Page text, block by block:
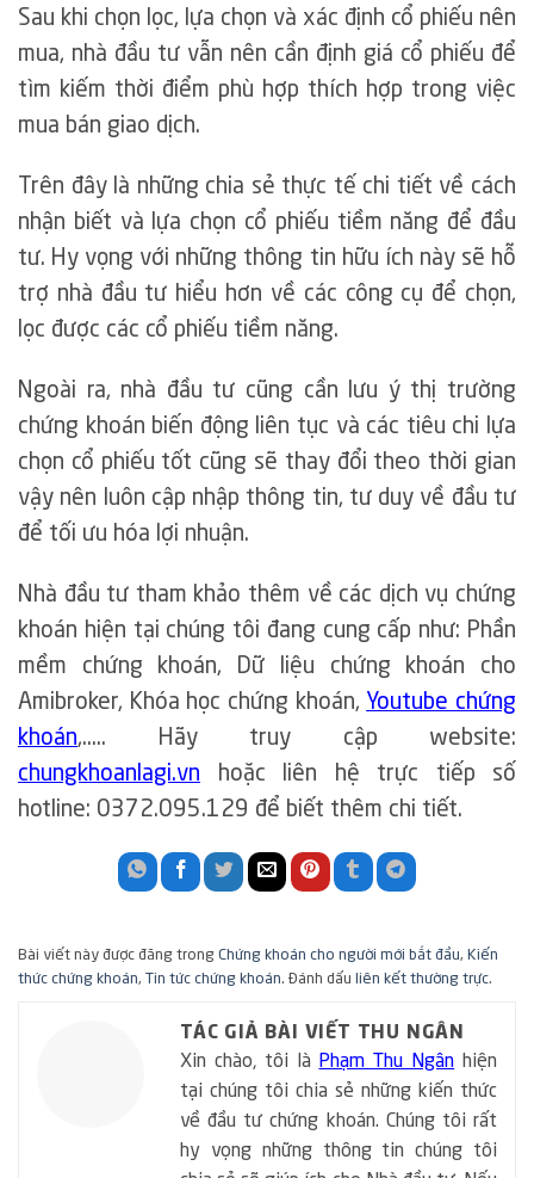
Sau khi chọn lọc, lựa chọn và xác định cổ phiếu nên
mua, nhà đầu tư vẫn nên cần định giá cổ phiếu để
tìm kiếm thời điểm phù hợp thích hợp trong việc
mua bán giao dịch.
Trên đây là những chia sẻ thực tế chi tiết về cách
nhận biết và lựa chọn cổ phiếu tiềm năng để đầu
tư. Hy vọng với những thông tin hữu ích này sẽ hỗ
trợ nhà đầu tư hiểu hơn về các công cụ để chọn,
lọc được các cổ phiếu tiềm năng.
Ngoài ra, nhà đầu tư cũng cần lưu ý thị trường
chứng khoán biến động liên tục và các tiêu chi lựa
chọn cổ phiếu tốt cũng sẽ thay đổi theo thời gian
vậy nên luôn cập nhập thông tin, tư duy về đầu tư
để tối ưu hóa lợi nhuận.
Nhà đầu tư tham khảo thêm về các dịch vụ chứng
khoán hiện tại chúng tôi đang cung cấp như: Phần
mềm chứng khoán, Dữ liệu chứng khoán cho
Amibroker, Khóa học chứng khoán, Youtube chứng
khoán,….. Hãy truy cập website:
chungkhoanlagi.vn hoặc liên hệ trực tiếp số
hotline: 0372.095.129 để biết thêm chi tiết.
Bài viết này được đăng trong Chứng khoán cho người mới bắt đầu, Kiến
thức chứng khoán, Tin tức chứng khoán. Đánh dấu liên kết thường trực.
TÁC GIẢ BÀI VIẾT THU NGÂN
Xin chào, tôi là
Phạm Thu Ngân hiện
tại chúng tôi chia sẻ những kiến thức
về đầu tư chứng khoán. Chúng tôi rất
hy vọng những thông tin chúng tôi